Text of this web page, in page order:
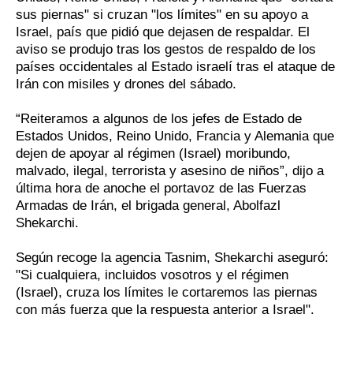
sus piernas" si cruzan "los límites" en su apoyo a
Israel, país que pidió que dejasen de respaldar. El
aviso se produjo tras los gestos de respaldo de los
países occidentales al Estado israelí tras el ataque de
Irán con misiles y drones del sábado.
“Reiteramos a algunos de los jefes de Estado de
Estados Unidos, Reino Unido, Francia y Alemania que
dejen de apoyar al régimen (Israel) moribundo,
malvado, ilegal, terrorista y asesino de niños”, dijo a
última hora de anoche el portavoz de las Fuerzas
Armadas de Irán, el brigada general, Abolfazl
Shekarchi.
Según recoge la agencia Tasnim, Shekarchi aseguró:
"Si cualquiera, incluidos vosotros y el régimen
(Israel), cruza los límites le cortaremos las piernas
con más fuerza que la respuesta anterior a Israel".